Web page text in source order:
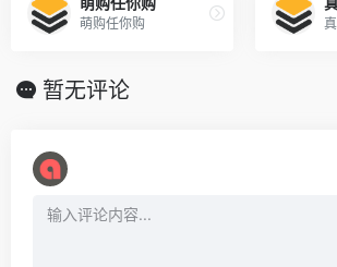
萌购任你购
暂无评论